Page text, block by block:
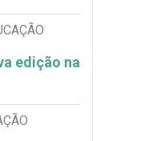
edição na